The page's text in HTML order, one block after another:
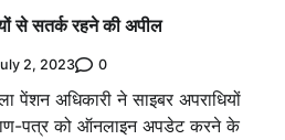
से सतर्क रहने की अपील
2, 2023 0
अधिकारी ने साइबर अपराधियों
पत्र को ऑनलाइन अपडेट करने के